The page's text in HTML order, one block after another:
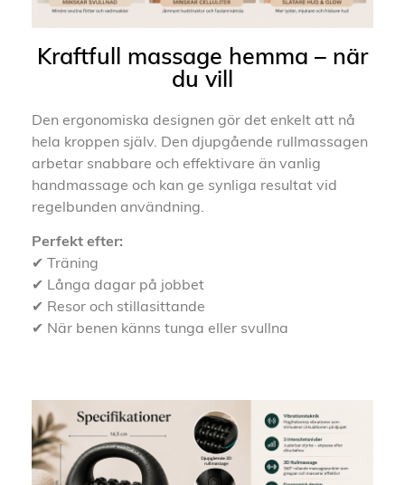
Kraftfull massage hemma – när
du vill
Den ergonomiska designen gör det enkelt att nå
hela kroppen själv. Den djupgående rullmassagen
arbetar snabbare och effektivare än vanlig
handmassage och kan ge synliga resultat vid
regelbunden användning.
Perfekt efter:
✔ Träning
✔ Långa dagar på jobbet
✔ Resor och stillasittande
✔ När benen känns tunga eller svullna